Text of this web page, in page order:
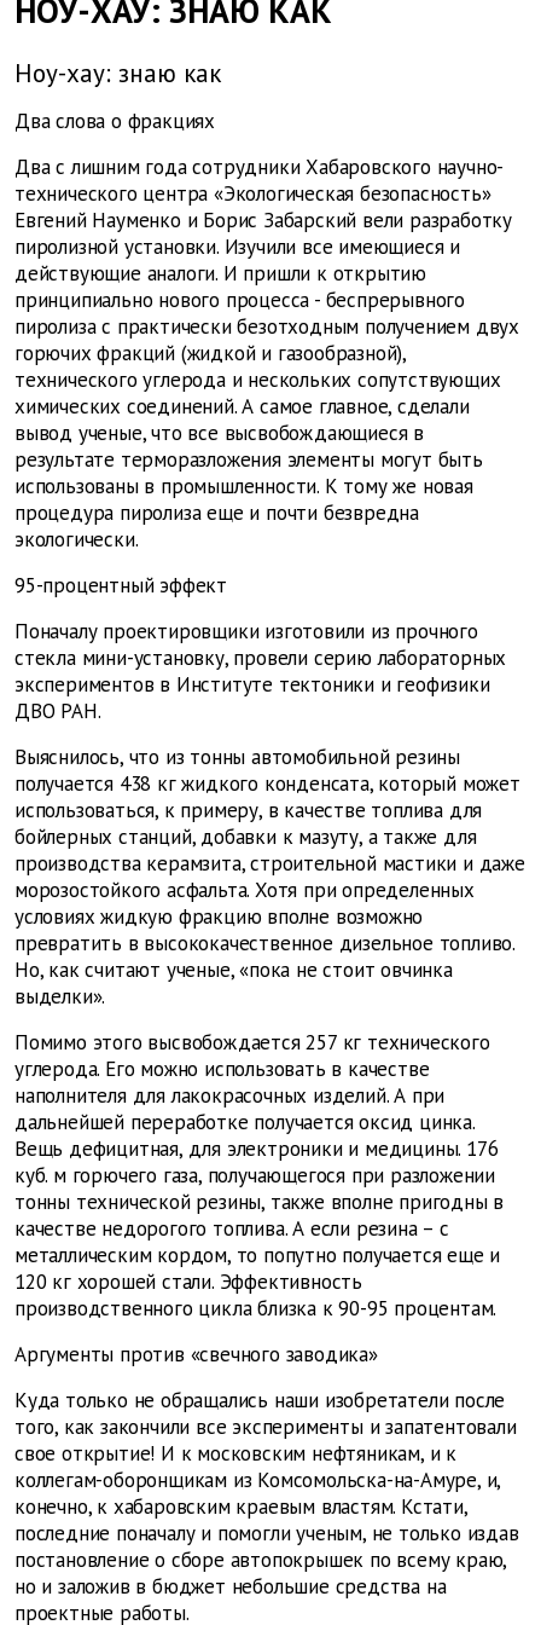
НОУ-ХАУ: ЗНАЮ КАК
Ноу-хау: знаю как
Два слова о фракциях
Два с лишним года сотрудники Хабаровского научно-
технического центра «Экологическая безопасность»
Евгений Науменко и Борис Забарский вели разработку
пиролизной установки. Изучили все имеющиеся и
действующие аналоги. И пришли к открытию
принципиально нового процесса - беспрерывного
пиролиза с практически безотходным получением двух
горючих фракций (жидкой и газообразной),
технического углерода и нескольких сопутствующих
химических соединений. А самое главное, сделали
вывод ученые, что все высвобождающиеся в
результате терморазложения элементы могут быть
использованы в промышленности. К тому же новая
процедура пиролиза еще и почти безвредна
экологически.
95-процентный эффект
Поначалу проектировщики изготовили из прочного
стекла мини-установку, провели серию лабораторных
экспериментов в Институте тектоники и геофизики
ДВО РАН.
Выяснилось, что из тонны автомобильной резины
получается 438 кг жидкого конденсата, который может
использоваться, к примеру, в качестве топлива для
бойлерных станций, добавки к мазуту, а также для
производства керамзита, строительной мастики и даже
морозостойкого асфальта. Хотя при определенных
условиях жидкую фракцию вполне возможно
превратить в высококачественное дизельное топливо.
Но, как считают ученые, «пока не стоит овчинка
выделки».
Помимо этого высвобождается 257 кг технического
углерода. Его можно использовать в качестве
наполнителя для лакокрасочных изделий. А при
дальнейшей переработке получается оксид цинка.
Вещь дефицитная, для электроники и медицины. 176
куб. м горючего газа, получающегося при разложении
тонны технической резины, также вполне пригодны в
качестве недорогого топлива. А если резина – с
металлическим кордом, то попутно получается еще и
120 кг хорошей стали. Эффективность
производственного цикла близка к 90-95 процентам.
Аргументы против «свечного заводика»
Куда только не обращались наши изобретатели после
того, как закончили все эксперименты и запатентовали
свое открытие! И к московским нефтяникам, и к
коллегам-оборонщикам из Комсомольска-на-Амуре, и,
конечно, к хабаровским краевым властям. Кстати,
последние поначалу и помогли ученым, не только издав
постановление о сборе автопокрышек по всему краю,
но и заложив в бюджет небольшие средства на
проектные работы.